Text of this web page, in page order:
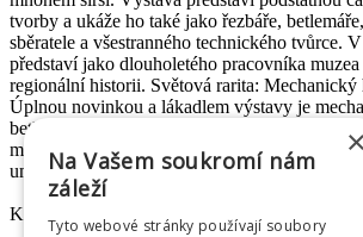
tvorby a ukáže ho také jako řezbáře,
sběratele a všestranného technického tvůrce.
představí jako dlouholetého pracovníka muzea
regionální historii. Světová rarita: Mechanický
Úplnou novinkou a lákadlem výstavy je
betlém, který vytvořil společně se svojí
manželka háčkovala postavičky, Kamil jim
umu vdechl pohyb.
Komentované prohlídky: 4.7 a 1.8 od 10:00
×
Na Vašem soukromí nám
záleží
Tyto webové stránky používají soubory